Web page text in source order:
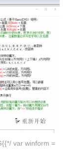
var winform =